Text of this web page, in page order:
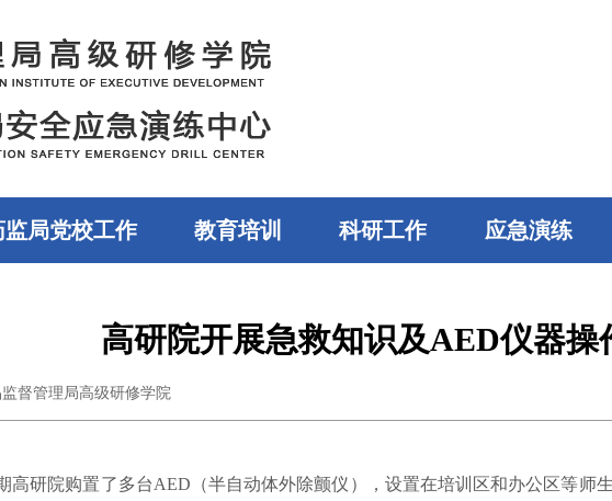
监局党校工作 教育培训 科研工作 应急演练
高研院开展急救知识及AED仪器操
督管理局高级研修学院
高研院购置了多台AED （半自动体外除颤仪 ） ， 设置在培训区和办公区等师